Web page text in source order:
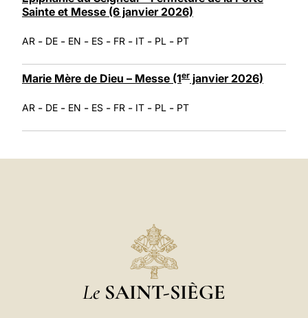
Sainte et Messe (6 janvier 2026)
AR - DE - EN - ES - FR - IT - PL - PT
Marie Mère de Dieu – Messe (1er janvier 2026)
AR - DE - EN - ES - FR - IT - PL - PT
Le SAINT-SIÈGE